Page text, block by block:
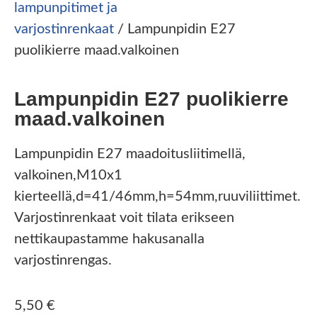
lampunpitimet ja
varjostinrenkaat / Lampunpidin E27
puolikierre maad.valkoinen
Lampunpidin E27 puolikierre
maad.valkoinen
Lampunpidin E27 maadoitusliitimellä,
valkoinen,M10x1
kierteellä,d=41/46mm,h=54mm,ruuviliittimet.
Varjostinrenkaat voit tilata erikseen
nettikaupastamme hakusanalla
varjostinrengas.
5,50 €